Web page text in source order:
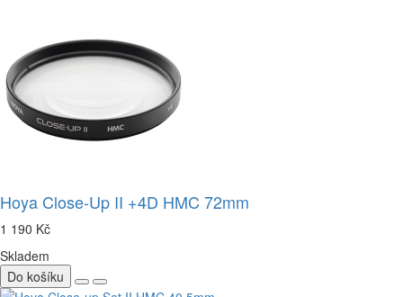
Hoya Close-Up II +4D HMC 72mm
1 190 Kč
Skladem
Do košíku